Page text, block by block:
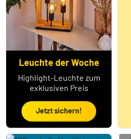
Leuchte der Woche
Highlight-Leuchte zum
exklusiven Preis
Jetzt sichern!